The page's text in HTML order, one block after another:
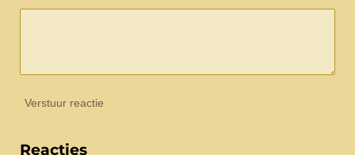
Verstuur reactie
Reacties